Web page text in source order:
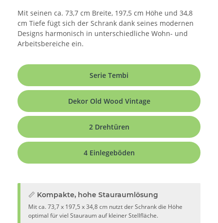
Mit seinen ca. 73,7 cm Breite, 197,5 cm Höhe und 34,8
cm Tiefe fügt sich der Schrank dank seines modernen
Designs harmonisch in unterschiedliche Wohn- und
Arbeitsbereiche ein.
Serie Tembi
Dekor Old Wood Vintage
2 Drehtüren
4 Einlegeböden
📏 Kompakte, hohe Stauraumlösung
Mit ca. 73,7 x 197,5 x 34,8 cm nutzt der Schrank die Höhe
optimal für viel Stauraum auf kleiner Stellfläche.